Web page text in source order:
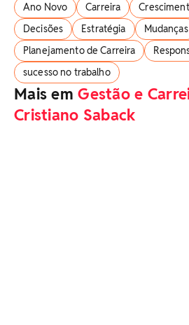
Ano Novo Carreira
Decisões
Estratégia Mudanças
Planejamento de Carreira
sucesso no trabalho
Mais emGestão e
Cristiano Saback